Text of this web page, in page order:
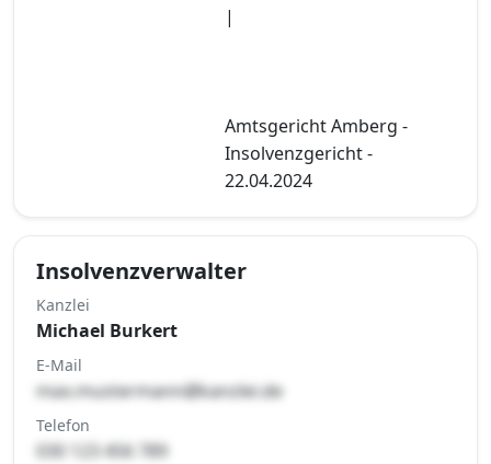
|
Amtsgericht Amberg -
Insolvenzgericht -
22.04.2024
Insolvenzverwalter
Kanzlei
Michael Burkert
E-Mail
max.mustermann@kanzlei.de
Telefon
030 123 456 789